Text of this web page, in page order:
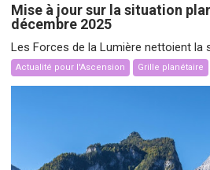
Mise à jour sur la situation
décembre 2025
Les Forces de la Lumière nettoient la
Actualité pour l'Ascension Grille planétaire